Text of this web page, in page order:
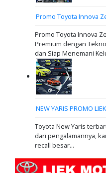
Promo Toyota Innova
Promo Toyota Innova
Premium dengan
dan Siap Menemani
NEW YARIS PROMO
Toyota New Yaris
dari pengalamannya,
recall besar...